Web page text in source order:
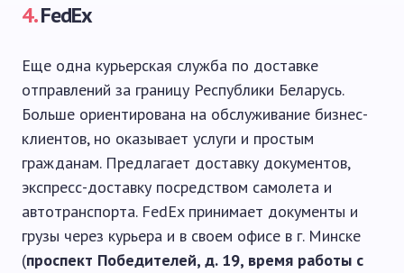
4.FedEx
Еще одна курьерская служба по доставке
отправлений за границу Республики Беларусь.
Больше ориентирована на обслуживание бизнес-
клиентов, но оказывает услуги и простым
гражданам. Предлагает доставку документов,
экспресс-доставку посредством самолета и
автотранспорта. FedEx принимает документы и
грузы через курьера и в своем офисе в г. Минске
(проспект Победителей, д. 19, время работы c